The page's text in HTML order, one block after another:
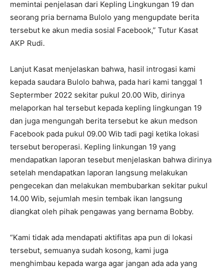
memintai penjelasan dari Kepling Lingkungan 19 dan
seorang pria bernama Bulolo yang mengupdate berita
tersebut ke akun media sosial Facebook,” Tutur Kasat
AKP Rudi.
Lanjut Kasat menjelaskan bahwa, hasil introgasi kami
kepada saudara Bulolo bahwa, pada hari kami tanggal 1
Septermber 2022 sekitar pukul 20.00 Wib, dirinya
melaporkan hal tersebut kepada kepling lingkungan 19
dan juga mengungah berita tersebut ke akun medson
Facebook pada pukul 09.00 Wib tadi pagi ketika lokasi
tersebut beroperasi. Kepling linkungan 19 yang
mendapatkan laporan tesebut menjelaskan bahwa dirinya
setelah mendapatkan laporan langsung melakukan
pengecekan dan melakukan membubarkan sekitar pukul
14.00 Wib, sejumlah mesin tembak ikan langsung
diangkat oleh pihak pengawas yang bernama Bobby.
“Kami tidak ada mendapati aktifitas apa pun di lokasi
tersebut, semuanya sudah kosong, kami juga
menghimbau kepada warga agar jangan ada ada yang